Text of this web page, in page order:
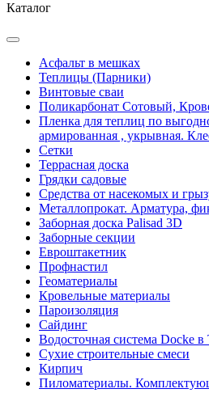
Каталог
Асфальт в мешках
Теплицы (Парники)
Винтовые сваи
Поликарбонат Сотовый,
Пленка для теплиц по
армированная , укрывная.
Сетки
Террасная доска
Грядки садовые
Средства от насекомых и
Металлопрокат. Арматура,
Заборная доска Palisad 3D
Заборные секции
Евроштакетник
Профнастил
Геоматериалы
Кровельные материалы
Пароизоляция
Сайдинг
Водосточная система Docke в
Сухие строительные смеси
Кирпич
Пиломатериалы.